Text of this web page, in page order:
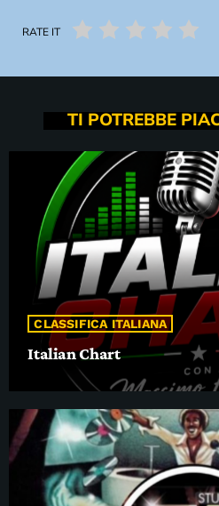
RATE IT
TI POTREBBE
CLASSIFICA ITALIANA
Italian Chart